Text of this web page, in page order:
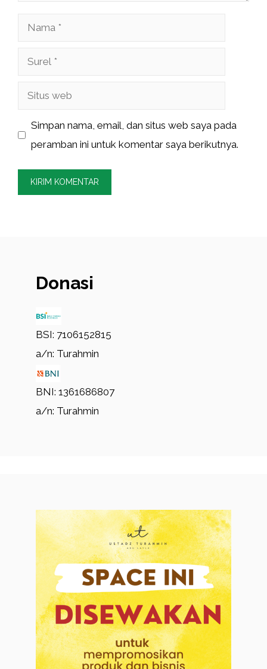
Nama
Surel
Situs
Simpan nama, email, dan situs web saya pada
peramban ini untuk komentar saya berikutnya.
Donasi
BSI: 7106152815
a/n: Turahmin
BNI: 1361686807
a/n: Turahmin